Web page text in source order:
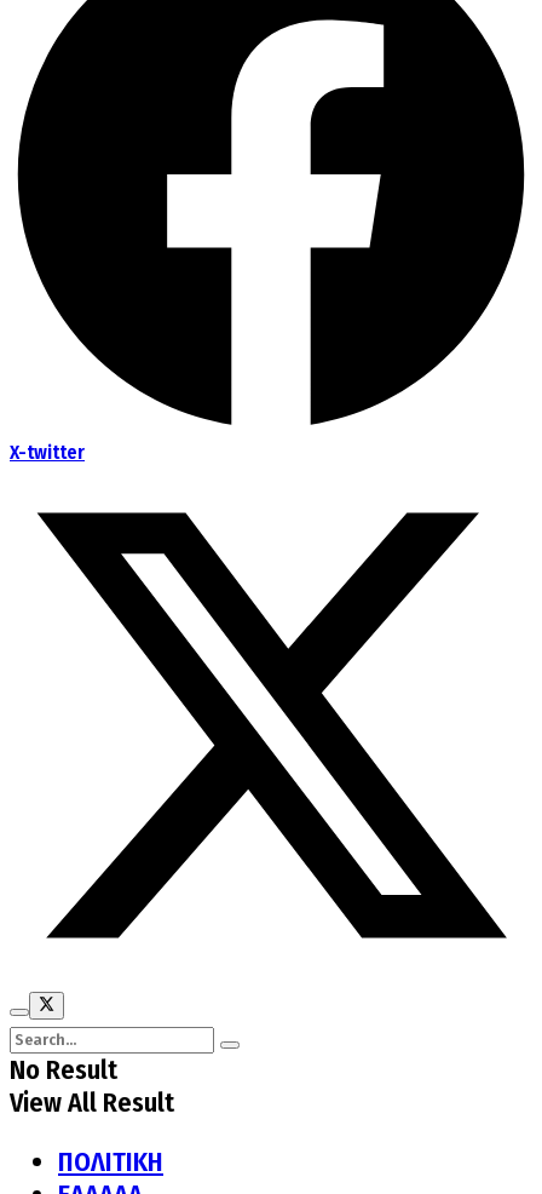
X-twitter
No Result
View All Result
ΠΟΛΙΤΙΚΗ